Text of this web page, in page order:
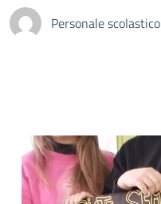
Personale scolastico